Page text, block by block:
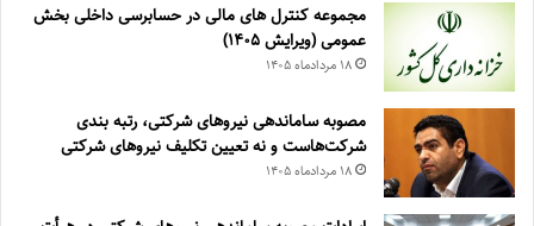
مجموعه کنترل های مالی در حسابرسی داخلی بخش
عمومی (ویرایش ۱۴۰۵)
۱۸ مرداد‌ماه ۱۴۰۵
مصوبه ساماندهی نیرو‌های شرکتی، رتبه بندی
شرکت‌هاست و نه تعیین تکلیف نیروهای شرکتی
۱۸ مرداد‌ماه ۱۴۰۵